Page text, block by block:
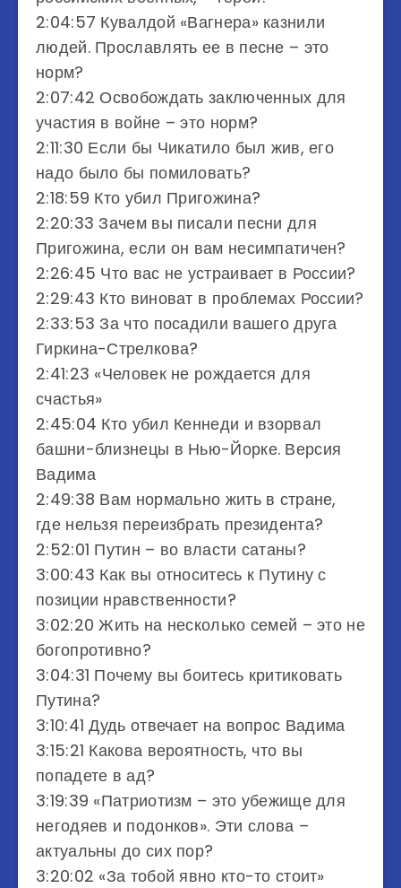
2:04:57 Кувалдой «Вагнера» казнили
людей. Прославлять ее в песне – это
норм?
2:07:42 Освобождать заключенных для
участия в войне – это норм?
2:11:30 Если бы Чикатило был жив, его
надо было бы помиловать?
2:18:59 Кто убил Пригожина?
2:20:33 Зачем вы писали песни для
Пригожина, если он вам несимпатичен?
2:26:45 Что вас не устраивает в России?
2:29:43 Кто виноват в проблемах России?
2:33:53 За что посадили вашего друга
Гиркина-Стрелкова?
2:41:23 «Человек не рождается для
счастья»
2:45:04 Кто убил Кеннеди и взорвал
башни-близнецы в Нью-Йорке. Версия
Вадима
2:49:38 Вам нормально жить в стране,
где нельзя переизбрать президента?
2:52:01 Путин – во власти сатаны?
3:00:43 Как вы относитесь к Путину с
позиции нравственности?
3:02:20 Жить на несколько семей – это не
богопротивно?
3:04:31 Почему вы боитесь критиковать
Путина?
3:10:41 Дудь отвечает на вопрос Вадима
3:15:21 Какова вероятность, что вы
попадете в ад?
3:19:39 «Патриотизм – это убежище для
негодяев и подонков». Эти слова –
актуальны до сих пор?
3:20:02 «За тобой явно кто-то стоит»